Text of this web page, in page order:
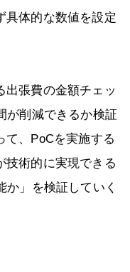
具体的な数値を設定
出張費の金額チェッ
が削減できるか検証
て、PoCを実施する
技術的に実現できる
か」を検証していく